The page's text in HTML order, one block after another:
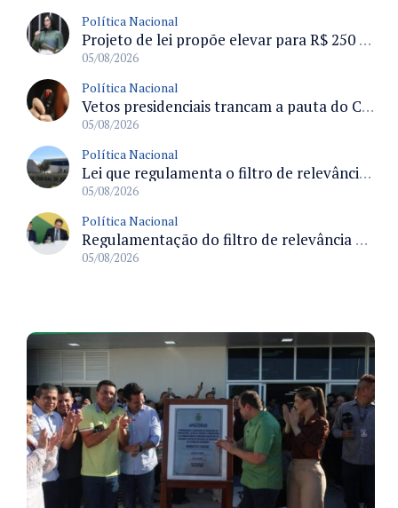
Política Nacional
Projeto de lei propõe elevar para R$ 250 mil limite de isenção do IPI para pessoas com deficiência e autismo
05/08/2026
Política Nacional
Vetos presidenciais trancam a pauta do Congresso com 87 itens pendentes e incluem trechos do Orçamento de 2026
05/08/2026
Política Nacional
Lei que regulamenta o filtro de relevância no STJ define requisitos para recurso especial e efeitos processuais
05/08/2026
Política Nacional
Regulamentação do filtro de relevância permitirá ao STJ concentrar julgamentos de maior impacto nacional
05/08/2026